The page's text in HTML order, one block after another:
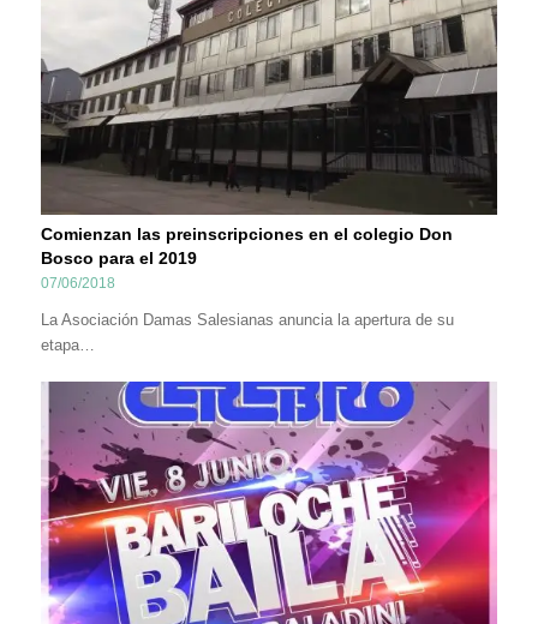
Comienzan las preinscripciones en el colegio Don
Bosco para el 2019
07/06/2018
La Asociación Damas Salesianas anuncia la apertura de su
etapa…